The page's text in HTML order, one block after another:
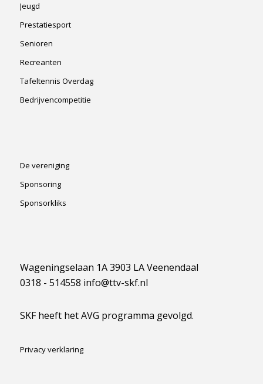
Jeugd
Prestatiesport
Senioren
Recreanten
Tafeltennis Overdag
Bedrijvencompetitie
De vereniging
Sponsoring
Sponsorkliks
Wageningselaan 1A 3903 LA Veenendaal
0318 - 514558 info@ttv-skf.nl
SKF heeft het AVG programma gevolgd.
Privacy verklaring